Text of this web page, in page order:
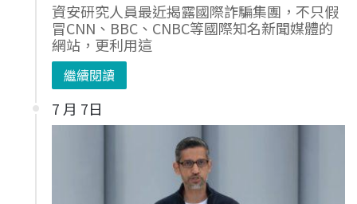
資安研究人員最近揭露國際詐騙集團，不只假
冒CNN、BBC、CNBC等國際知名新聞媒體的
網站，更利用這
繼續閱讀
7 月 7日